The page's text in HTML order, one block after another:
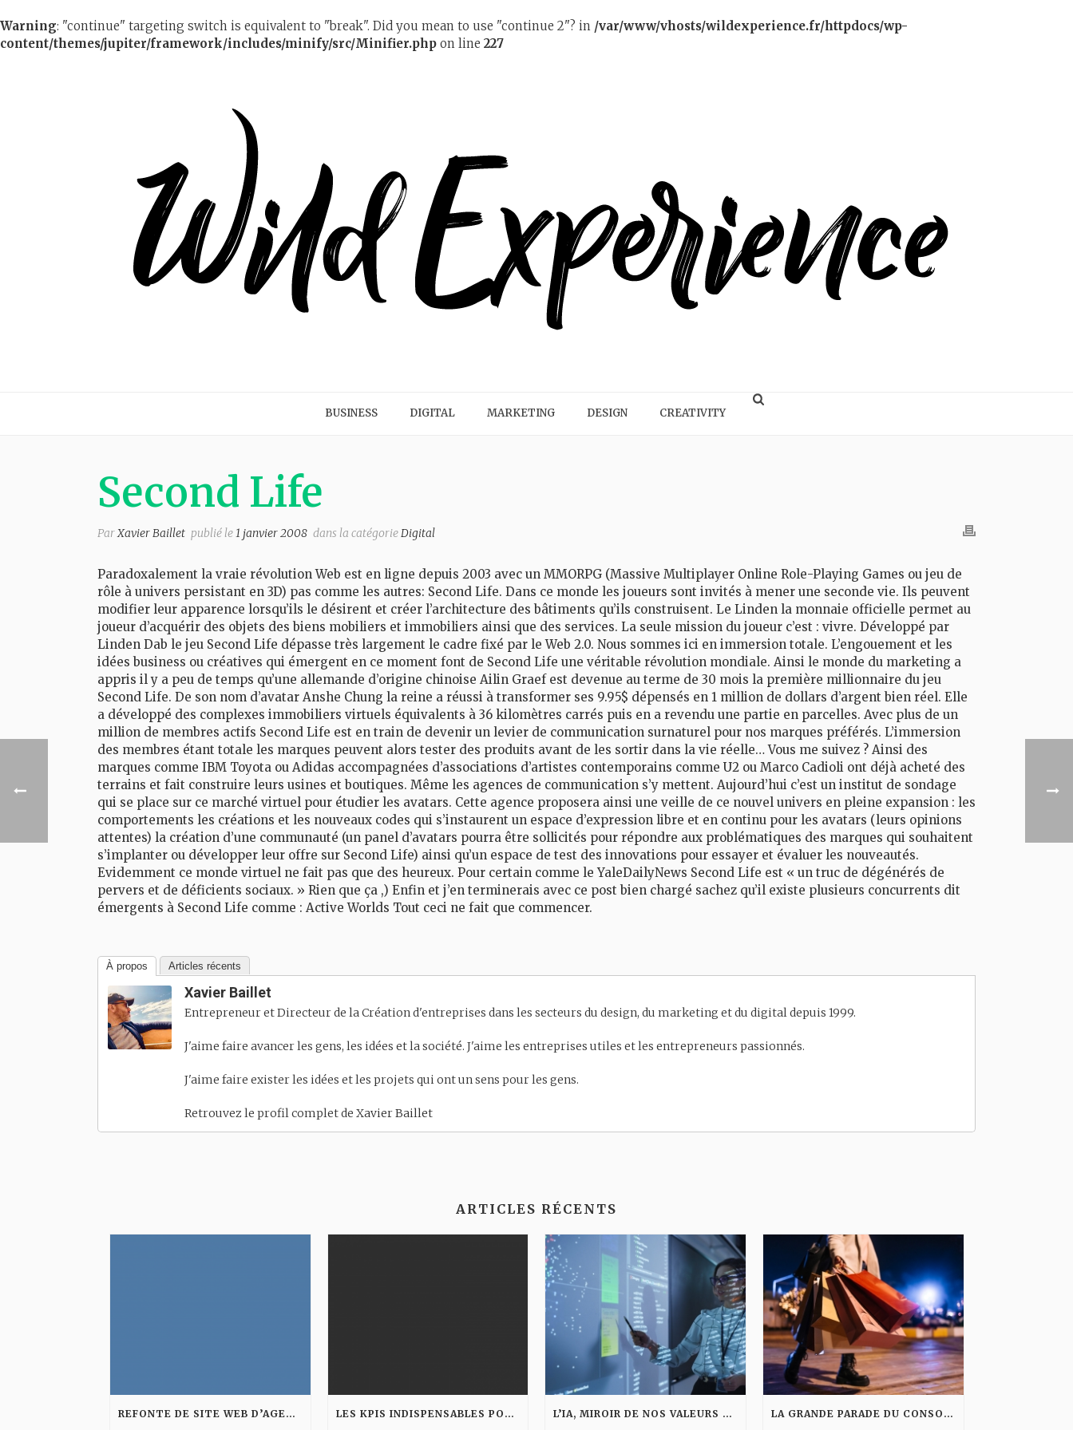
Warning: "continue" targeting switch is equivalent to "break". Did you mean to use "continue 2"? in /var/www/vhosts/wildexperience.fr/httpdocs/wp-
content/themes/jupiter/framework/includes/minify/src/Minifier.php on line 227
BUSINESS DIGITAL MARKETING DESIGN CREATIVITY
Second Life
ParXavier Baillet publié le1 janvier 2008 dans la catégorieDigital
Paradoxalement la vraie révolution Web est en ligne depuis 2003 avec un MMORPG (Massive Multiplayer Online Role-Playing Games ou jeu de
rôle à univers persistant en 3D) pas comme les autres: Second Life. Dans ce monde les joueurs sont invités à mener une seconde vie. Ils peuvent
modifier leur apparence lorsqu’ils le désirent et créer l’architecture des bâtiments qu’ils construisent. Le Linden la monnaie officielle permet au
joueur d’acquérir des objets des biens mobiliers et immobiliers ainsi que des services. La seule mission du joueur c’est : vivre. Développé par
Linden Dab le jeu Second Life dépasse très largement le cadre fixé par le Web 2.0. Nous sommes ici en immersion totale. L’engouement et les
idées business ou créatives qui émergent en ce moment font de Second Life une véritable révolution mondiale. Ainsi le monde du marketing a
appris il y a peu de temps qu’une allemande d’origine chinoise Ailin Graef est devenue au terme de 30 mois la première millionnaire du jeu
Second Life. De son nom d’avatar Anshe Chung la reine a réussi à transformer ses 9.95$ dépensés en 1 million de dollars d’argent bien réel. Elle
a développé des complexes immobiliers virtuels équivalents à 36 kilomètres carrés puis en a revendu une partie en parcelles. Avec plus de un
million de membres actifs Second Life est en train de devenir un levier de communication surnaturel pour nos marques préférés. L’immersion
des membres étant totale les marques peuvent alors tester des produits avant de les sortir dans la vie réelle… Vous me suivez ? Ainsi des
marques comme IBM Toyota ou Adidas accompagnées d’associations d’artistes contemporains comme U2 ou Marco Cadioli ont déjà acheté des
terrains et fait construire leurs usines et boutiques. Même les agences de communication s’y mettent. Aujourd’hui c’est un institut de sondage
qui se place sur ce marché virtuel pour étudier les avatars. Cette agence proposera ainsi une veille de ce nouvel univers en pleine expansion : les
comportements les créations et les nouveaux codes qui s’instaurent un espace d’expression libre et en continu pour les avatars (leurs opinions
attentes) la création d’une communauté (un panel d’avatars pourra être sollicités pour répondre aux problématiques des marques qui souhaitent
s’implanter ou développer leur offre sur Second Life) ainsi qu’un espace de test des innovations pour essayer et évaluer les nouveautés.
Evidemment ce monde virtuel ne fait pas que des heureux. Pour certain comme le YaleDailyNews Second Life est « un truc de dégénérés de
pervers et de déficients sociaux. » Rien que ça ,) Enfin et j’en terminerais avec ce post bien chargé sachez qu’il existe plusieurs concurrents dit
émergents à Second Life comme : Active Worlds Tout ceci ne fait que commencer.
À propos Articles récents
Xavier Baillet
Entrepreneur et Directeur de la Création d'entreprises dans les secteurs du design, du marketing et du digital depuis 1999.
J'aime faire avancer les gens, les idées et la société. J'aime les entreprises utiles et les entrepreneurs passionnés.
J'aime faire exister les idées et les projets qui ont un sens pour les gens.
Retrouvez le profil complet de Xavier Baillet
ARTICLES RÉCENTS
REFONTE DE SITE WEB D’AGENCE : LES ÉTAPES POUR AMÉLIORER VISIBILITÉ ET CONVERSION LES KPIS INDISPENSABLES POUR MESURER LA PERFORMANCE D’UNE AGENCE DIGITALE L’IA, MIROIR DE NOS VALEURS ET PARADOXES LA GRANDE PARADE DU CONSOMMATEUR CONSCIENT